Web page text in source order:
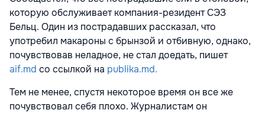
которую обслуживает компания-резидент СЭЗ
Бельц. Один из пострадавших рассказал, что
употребил макароны с брынзой и отбивную, однако,
почувствовав неладное, не стал доедать, пишет
aif.md со ссылкой на publika.md.
Тем не менее, спустя некоторое время он все же
почувствовал себя плохо. Журналистам он